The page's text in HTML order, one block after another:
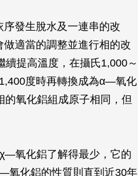
發生脫水及一連串的改
適當的調整並進行相的改
提高溫度，在攝氏1,000～
度時再轉換成為α—氧化
氧化鋁組成原子相同，但
氧化鋁了解得最少，它的
氧化鋁的性質則直到近30年